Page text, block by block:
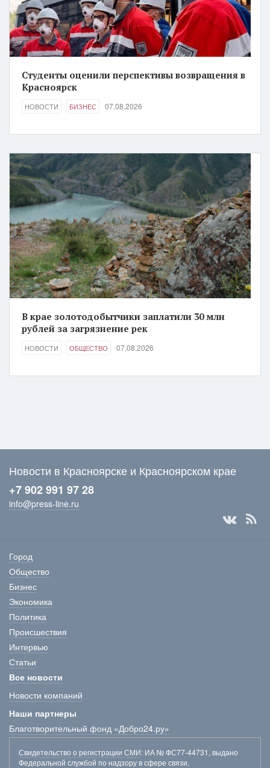
Студенты оценили перспективы возвращения в
Красноярск
НОВОСТИ БИЗНЕС 07.08.2026
В крае золотодобытчики заплатили 30 млн
рублей за загрязнение рек
НОВОСТИ ОБЩЕСТВО 07.08.2026
Новости в Красноярске и Красноярском крае
+7 902 991 97 28
info@press-line.ru
Город
Общество
Бизнес
Экономика
Политика
Происшествия
Интервью
Статьи
Все новости
Новости компаний
Наши партнеры
Благотворительный фонд «Добро24.ру»
Свидетельство о регистрации СМИ: ИА № ФС77-44731, выдано
Федеральной службой по надзору в сфере связи,